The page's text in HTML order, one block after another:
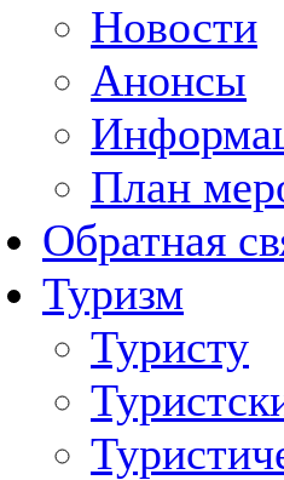
Новости
Анонсы
План
Обратная
Туризм
Туристу